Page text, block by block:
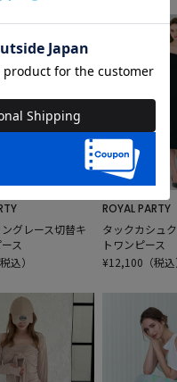
グレース切替キ
ス
込）
ROYAL PARTY
タックカシュ
トワンピース
¥12,100（税